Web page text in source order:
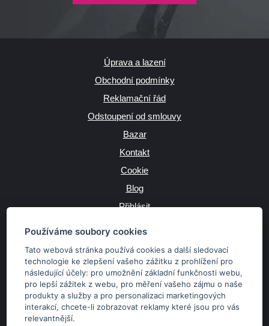
Používáme soubory cookies
Tato webová stránka používá cookies a další sledovací
technologie ke zlepšení vašeho zážitku z prohlížení pro
následující účely: pro umožnění základní funkčnosti webu,
pro lepší zážitek z webu, pro měření vašeho zájmu o naše
produkty a služby a pro personalizaci marketingových
interakcí,chcete-li zobrazovat reklamy které jsou pro vás
relevantnější.
Úprava a lazení
Obchodní podmínky
Reklamační řád
Odstoupení od smlouvy
Bazar
Kontakt
Cookie
Blog
Přihlásit
JAZYK